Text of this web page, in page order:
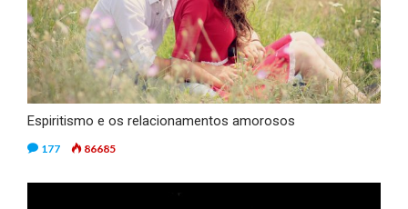
Espiritismo e os relacionamentos amorosos
177 86685